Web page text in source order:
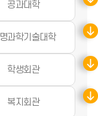
공과대학
과학기술대학
학생회관
복지회관